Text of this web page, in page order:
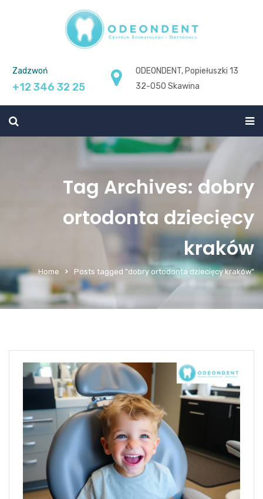
Zadzwoń
+12 346 32 25
ODEONDENT, Popiełuszki 13
32-050 Skawina
Tag Archives: dobry
ortodonta dziecięcy
kraków
Home Posts tagged "dobry ortodonta dziecięcy kraków"